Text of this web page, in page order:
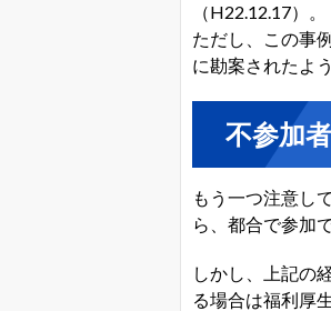
（H22.12.17）。
ただし、この事
に勘案されたよ
不参加
もう一つ注意し
ら、都合で参加
しかし、上記の
る場合は福利厚